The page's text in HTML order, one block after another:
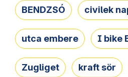
BENDZSÓ civilek
utca embere I bike
Zugliget kraft sör